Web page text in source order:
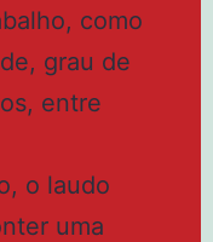
como
grau de
entre
o laudo
uma